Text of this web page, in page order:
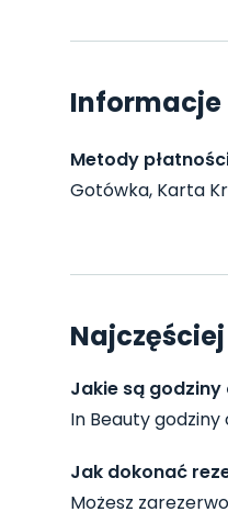
Informacje
Metody
Gotówka, Karta
Jakie są
In Beauty godziny
Jak dokonać
Możesz